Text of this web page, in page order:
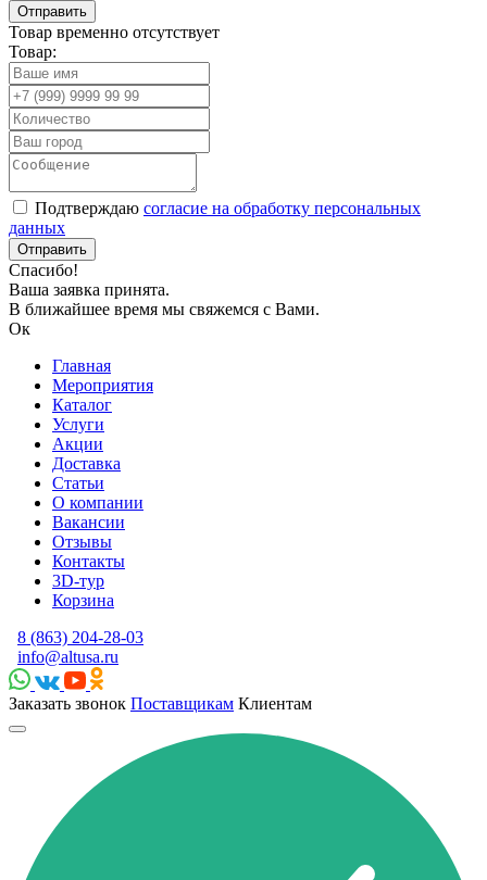
Товар временно отсутствует
Товар:
Подтверждаю согласие на обработку персональных
данных
Спасибо!
Ваша заявка принята.
В ближайшее время мы свяжемся с Вами.
Ок
Главная
Мероприятия
Каталог
Услуги
Акции
Доставка
Статьи
О компании
Вакансии
Отзывы
Контакты
3D-тур
Корзина
8 (863) 204-28-03
info@altusa.ru
Заказать звонок Поставщикам Клиентам